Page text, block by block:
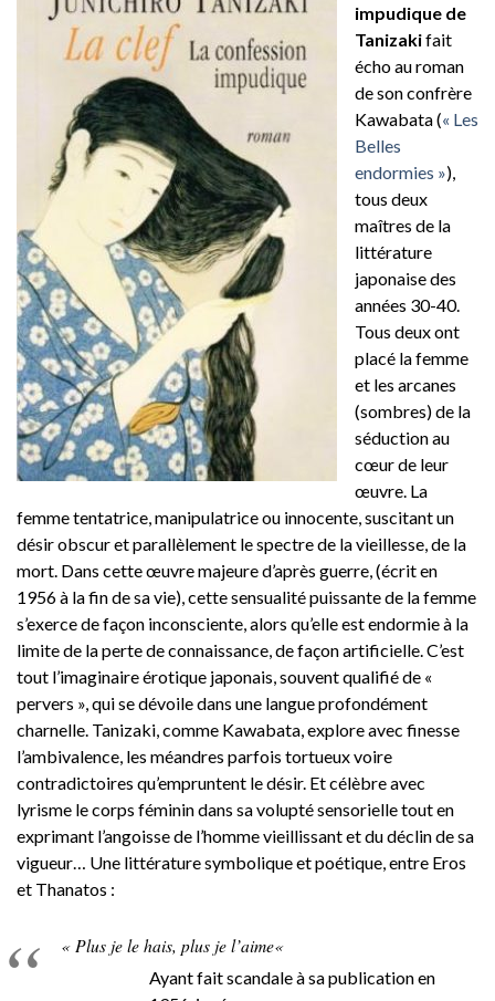
impudique de
Tanizakifait
écho au roman
de son confrère
Kawabata (« Les
Belles
endormies »),
tous deux
maîtres de la
littérature
japonaise des
années 30-40.
Tous deux ont
placé la femme
et les arcanes
(sombres) de la
séduction au
cœur de leur
œuvre. La
femme tentatrice, manipulatrice ou innocente, suscitant un
désir obscur et parallèlement le spectre de la vieillesse, de la
mort. Dans cette œuvre majeure d’après guerre, (écrit en
1956 à la fin de sa vie), cette sensualité puissante de la femme
s’exerce de façon inconsciente, alors qu’elle est endormie à la
limite de la perte de connaissance, de façon artificielle. C’est
tout l’imaginaire érotique japonais, souvent qualifié de «
pervers », qui se dévoile dans une langue profondément
charnelle. Tanizaki, comme Kawabata, explore avec finesse
l’ambivalence, les méandres parfois tortueux voire
contradictoires qu’empruntent le désir. Et célèbre avec
lyrisme le corps féminin dans sa volupté sensorielle tout en
exprimant l’angoisse de l’homme vieillissant et du déclin de sa
vigueur… Une littérature symbolique et poétique, entre Eros
et Thanatos :
« Plus je le hais, plus je l’aime«
Ayant fait scandale à sa publication en